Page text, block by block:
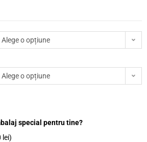
Alege o opțiune
Alege o opțiune
special pentru tine?
lei)